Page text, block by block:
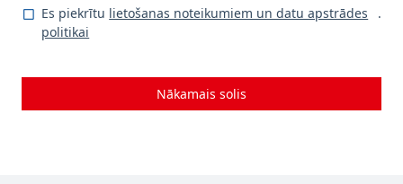
Es piekrītu lietošanas noteikumiem un datu apstrādes
politikai
.
Nākamais solis